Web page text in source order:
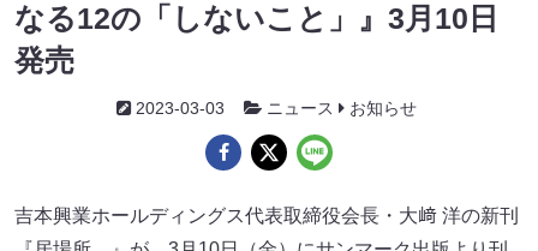
なる12の「しないこと」』3月10日
発売
2023-03-03 ニュース お知らせ
吉本興業ホールディングス代表取締役会長・大﨑 洋の新刊